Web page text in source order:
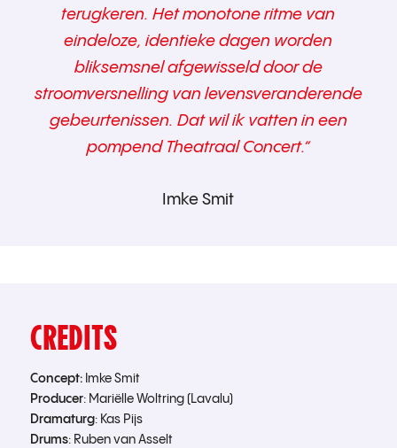
terugkeren. Het monotone ritme van
eindeloze, identieke dagen worden
bliksemsnel afgewisseld door de
stroomversnelling van levensveranderende
gebeurtenissen. Dat wil ik vatten in een
pompend Theatraal Concert.”
Imke Smit
CREDITS
Concept: Imke Smit
Producer: Mariëlle Woltring (Lavalu)
Dramaturg: Kas Pijs
Drums: Ruben van Asselt